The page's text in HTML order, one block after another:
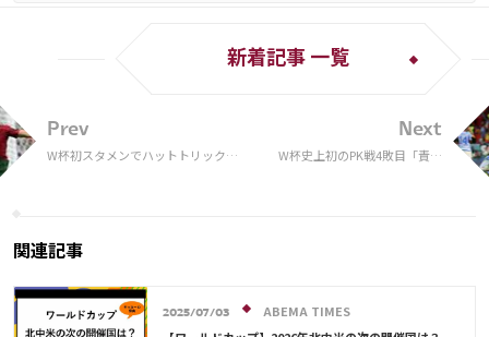
Prev
W杯初スタメンでハットトリック達
新着記事 一覧
Next
W杯史上初のPK戦4敗目「責任
関連記事
2025/07/03
ABEMA TIMES